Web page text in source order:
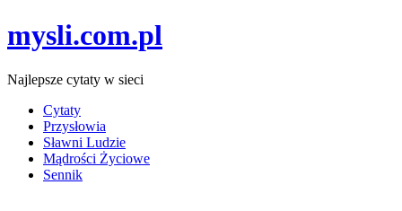
mysli.com.pl
Najlepsze cytaty w sieci
Cytaty
Przysłowia
Sławni Ludzie
Mądrości Życiowe
Sennik